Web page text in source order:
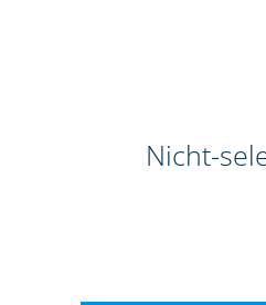
Nicht-